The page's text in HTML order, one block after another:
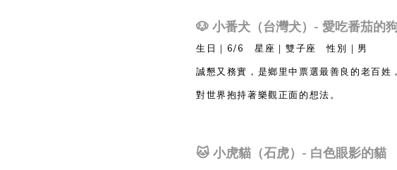
🐶 小番犬（台灣犬）- 愛吃番茄的
生日｜6/6 星座｜雙子座 性別｜男
誠懇又務實，是鄉里中票選最善良的老百姓
對世界抱持著樂觀正面的想法。
🐱 小虎貓（石虎）- 白色眼影的貓